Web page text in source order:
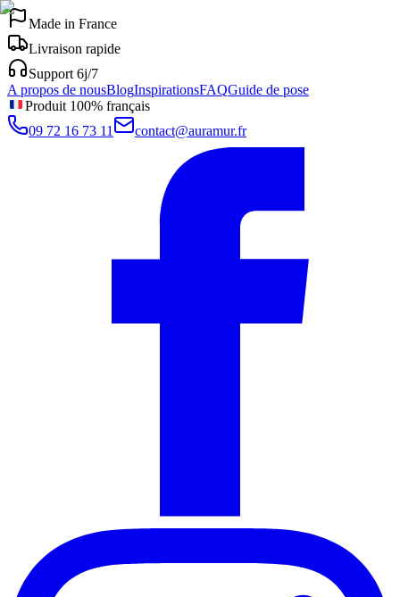
Made in France
Livraison rapide
Support 6j/7
A propos de nousBlogInspirationsFAQGuide de pose
Produit 100% français
09 72 16 73 11
contact@auramur.fr